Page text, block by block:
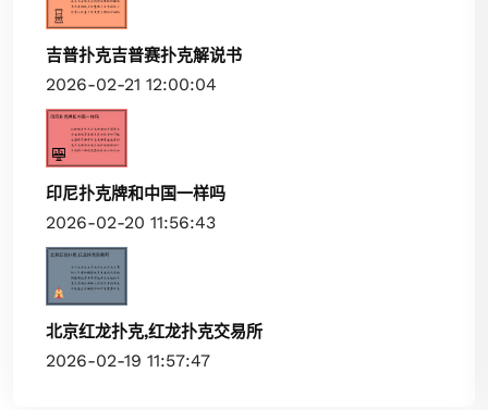
吉普扑克吉普赛扑克解说书
2026-02-21 12:00:04
印尼扑克牌和中国一样吗
2026-02-20 11:56:43
北京红龙扑克,红龙扑克交易所
2026-02-19 11:57:47